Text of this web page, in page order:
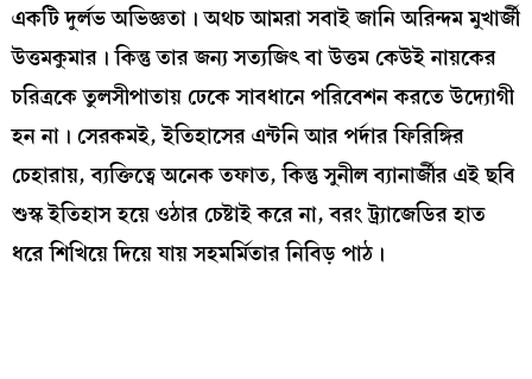
একটি দুর্লভ অভিজ্ঞতা। অথচ আমরা সবাই জানি অরিন্দম মুখার্জী
উত্তমকুমার। কিন্তু তার জন্য সত্যজিৎ বা উত্তম কেউই নায়কের
চরিত্রকে তুলসীপাতায় ঢেকে সাবধানে পরিবেশন করতে উদ্যোগী
হন না। সেরকমই, ইতিহাসের এন্টনি আর পর্দার ফিরিঙ্গির
চেহারায়, ব্যক্তিত্বে অনেক তফাত, কিন্তু সুনীল ব্যানার্জীর এই ছবি
শুস্ক ইতিহাস হয়ে ওঠার চেষ্টাই করে না, বরং ট্র্যাজেডির হাত
ধরে শিখিয়ে দিয়ে যায় সহমর্মিতার নিবিড় পাঠ।